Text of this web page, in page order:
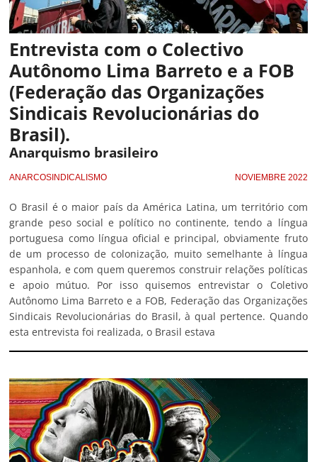
Entrevista com o Colectivo
Autônomo Lima Barreto e a FOB
(Federação das Organizações
Sindicais Revolucionárias do
Brasil).
Anarquismo brasileiro
ANARCOSINDICALISMO NOVIEMBRE 2022
O Brasil é o maior país da América Latina, um território com
grande peso social e político no continente, tendo a língua
portuguesa como língua oficial e principal, obviamente fruto
de um processo de colonização, muito semelhante à língua
espanhola, e com quem queremos construir relações políticas
e apoio mútuo. Por isso quisemos entrevistar o Coletivo
Autônomo Lima Barreto e a FOB, Federação das Organizações
Sindicais Revolucionárias do Brasil, à qual pertence. Quando
esta entrevista foi realizada, o Brasil estava